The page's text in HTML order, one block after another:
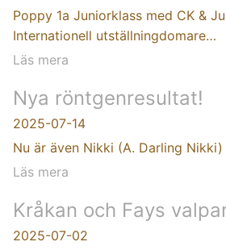
Poppy 1a Juniorklass med CK &
Internationell utställningdomare…
Läs mera
Nya röntgenresultat!
2025-07-14
Nu är även Nikki (A. Darling
Läs mera
Kråkan och Fays
2025-07-02